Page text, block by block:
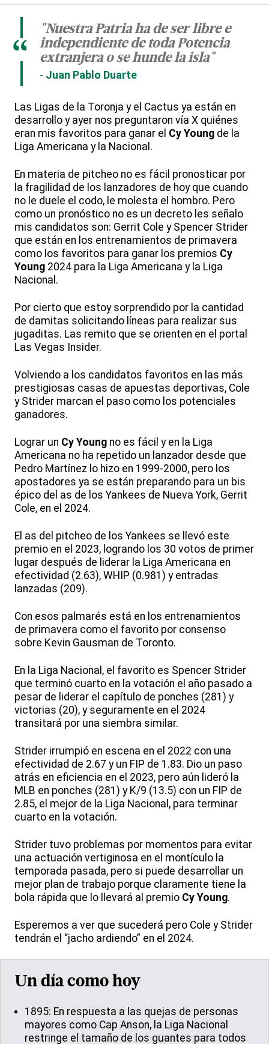
"Nuestra Patria ha de ser libre e
independiente de toda Potencia
extranjera o se hunde la isla"
Juan Pablo Duarte
“
Las Ligas de la Toronja y el Cactus ya están en
desarrollo y ayer nos preguntaron vía X quiénes
eran mis favoritos para ganar el Cy Young de la
Liga Americana y la Nacional.
En materia de pitcheo no es fácil pronosticar por
la fragilidad de los lanzadores de hoy que cuando
no le duele el codo, le molesta el hombro. Pero
como un pronóstico no es un decreto les señalo
mis candidatos son: Gerrit Cole y Spencer Strider
que están en los entrenamientos de primavera
como los favoritos para ganar los premios Cy
Young 2024 para la Liga Americana y la Liga
Nacional.
Por cierto que estoy sorprendido por la cantidad
de damitas solicitando líneas para realizar sus
jugaditas. Las remito que se orienten en el portal
Las Vegas Insider.
Volviendo a los candidatos favoritos en las más
prestigiosas casas de apuestas deportivas, Cole
y Strider marcan el paso como los potenciales
ganadores.
Lograr un Cy Young no es fácil y en la Liga
Americana no ha repetido un lanzador desde que
Pedro Martínez lo hizo en 1999-2000, pero los
apostadores ya se están preparando para un bis
épico del as de los Yankees de Nueva York, Gerrit
Cole, en el 2024.
El as del pitcheo de los Yankees se llevó este
premio en el 2023, logrando los 30 votos de primer
lugar después de liderar la Liga Americana en
efectividad (2.63), WHIP (0.981) y entradas
lanzadas (209).
Con esos palmarés está en los entrenamientos
de primavera como el favorito por consenso
sobre Kevin Gausman de Toronto.
En la Liga Nacional, el favorito es Spencer Strider
que terminó cuarto en la votación el año pasado a
pesar de liderar el capítulo de ponches (281) y
victorias (20), y seguramente en el 2024
transitará por una siembra similar.
Strider irrumpió en escena en el 2022 con una
efectividad de 2.67 y un FIP de 1.83. Dio un paso
atrás en eficiencia en el 2023, pero aún lideró la
MLB en ponches (281) y K/9 (13.5) con un FIP de
2.85, el mejor de la Liga Nacional, para terminar
cuarto en la votación.
Strider tuvo problemas por momentos para evitar
una actuación vertiginosa en el montículo la
temporada pasada, pero si puede desarrollar un
mejor plan de trabajo porque claramente tiene la
bola rápida que lo llevará al premio Cy Young.
Esperemos a ver que sucederá pero Cole y Strider
tendrán el “jacho ardiendo” en el 2024.
Un día como hoy
1895: En respuesta a las quejas de personas
mayores como Cap Anson, la Liga Nacional
restringe el tamaño de los guantes para todos